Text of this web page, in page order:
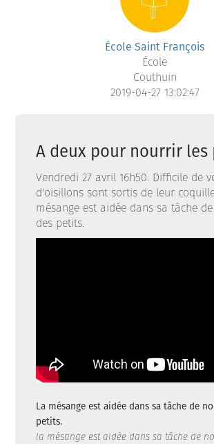
École Saint François
École
Couthuin
2019-04-27 13:02:47
A deux pour nourrir
Vendredi 27 avril 16h50. Difficile de
d'oisillons sont sortis de leur
mésange est aidée dans sa tâche
des petits.
La mésange est aidée dans sa tâche de
petits.
la mésange est aidée dans sa tâche de